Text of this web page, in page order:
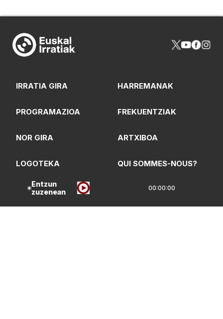
Entzun
zuzenean
00:00:00
IRRATIA GIRA HARREMANAK
PROGRAMAZIOA FREKUENTZIAK
NOR GIRA ARTXIBOA
LOGOTEKA QUI SOMMES-NOUS?
Lege Oharrak
Pribatasun Politika